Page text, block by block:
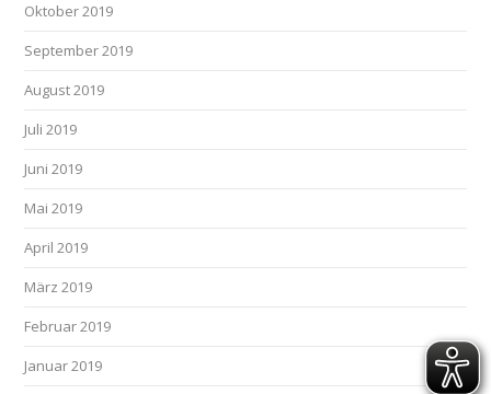
Oktober 2019
September 2019
August 2019
Juli 2019
Juni 2019
Mai 2019
April 2019
März 2019
Februar 2019
Januar 2019